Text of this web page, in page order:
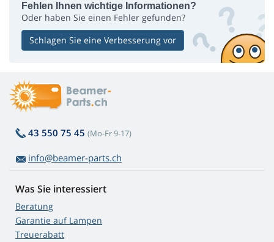
Fehlen Ihnen wichtige Informationen?
Oder haben Sie einen Fehler gefunden?
Schlagen Sie eine Verbesserung vor
43 550 75 45 (Mo-Fr 9-17)
info@beamer-parts.ch
Was Sie interessiert
Beratung
Garantie auf Lampen
Treuerabatt